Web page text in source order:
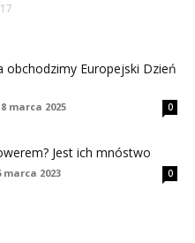
obchodzimy Europejski Dzień
marca 2025 0
Jest ich mnóstwo
marca 2023 0